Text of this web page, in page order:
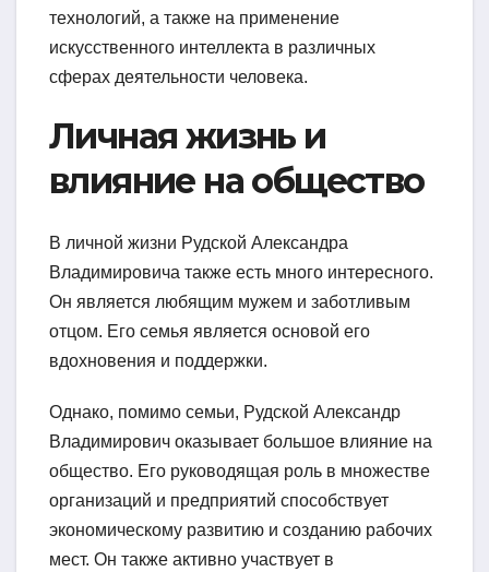
технологий, а также на применение
искусственного интеллекта в различных
сферах деятельности человека.
Личная жизнь и
влияние на общество
В личной жизни Рудской Александра
Владимировича также есть много интересного.
Он является любящим мужем и заботливым
отцом. Его семья является основой его
вдохновения и поддержки.
Однако, помимо семьи, Рудской Александр
Владимирович оказывает большое влияние на
общество. Его руководящая роль в множестве
организаций и предприятий способствует
экономическому развитию и созданию рабочих
мест. Он также активно участвует в